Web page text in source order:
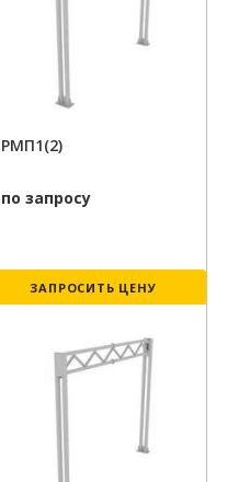
РМП1(2)
по запросу
ЗАПРОСИТЬ ЦЕНУ